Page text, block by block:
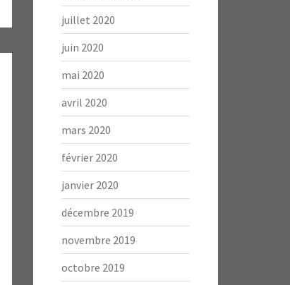
juillet 2020
juin 2020
mai 2020
avril 2020
mars 2020
février 2020
janvier 2020
décembre 2019
novembre 2019
octobre 2019